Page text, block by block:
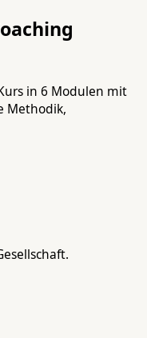
in 6 Modulen mit
Methodik,